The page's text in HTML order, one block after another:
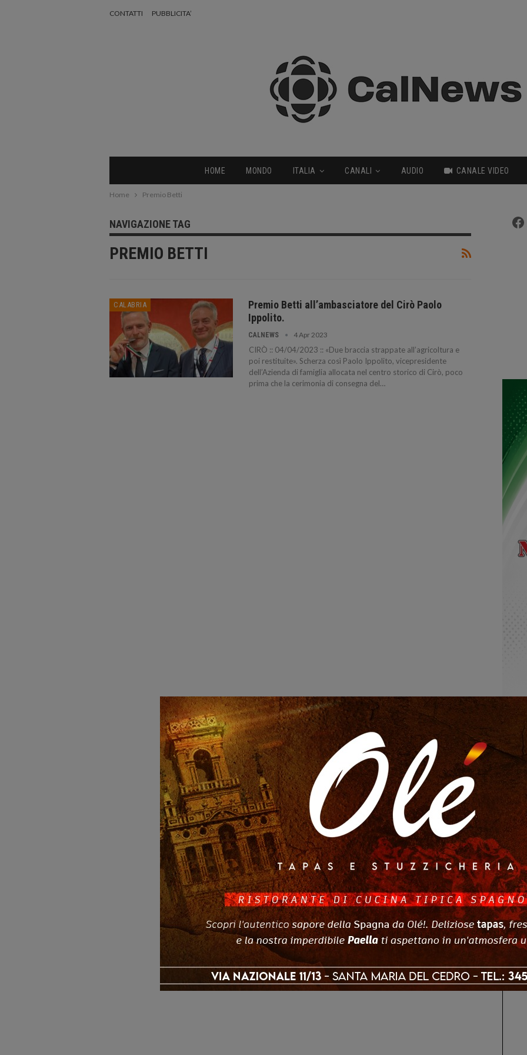
CONTATTI PUBBLICITA’
HOME MONDO ITALIA CANALI AUDIO CANALE VIDEO
Home Premio Betti
NAVIGAZIONE TAG
PREMIO BETTI
CALABRIA
Premio Betti all’ambasciatore del Cirò Paolo
Ippolito.
CALNEWS 4 Apr 2023
CIRÒ :: 04/04/2023 :: «Due braccia strappate all’agricoltura e
poi restituite». Scherza così Paolo Ippolito, vicepresidente
dell’Azienda di famiglia allocata nel centro storico di Cirò, poco
prima che la cerimonia di consegna del…